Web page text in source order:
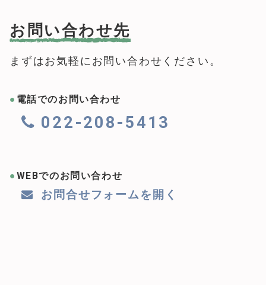
お問い合わせ先
まずはお気軽にお問い合わせください。
電話でのお問い合わせ
022-208-5413
WEBでのお問い合わせ
お問合せフォームを開く